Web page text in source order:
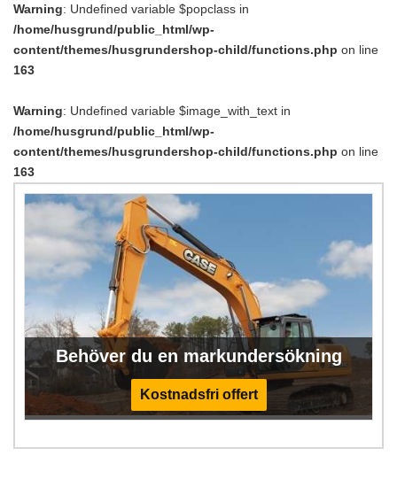
Warning: Undefined variable $popclass in
/home/husgrund/public_html/wp-
content/themes/husgrundershop-child/functions.php on line
163
Warning: Undefined variable $image_with_text in
/home/husgrund/public_html/wp-
content/themes/husgrundershop-child/functions.php on line
163
Behöver du en markundersökning
Kostnadsfri offert